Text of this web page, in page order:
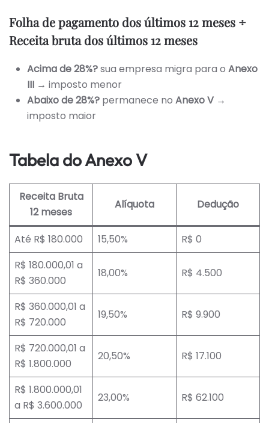
Folha de pagamento dos últimos 12 meses ÷
Receita bruta dos últimos 12 meses
Acima de 28%?sua empresa migra para o Anexo
III → imposto menor
Abaixo de 28%? permanece no Anexo V →
imposto maior
Tabela do Anexo V
Receita Bruta
12 meses
Alíquota Dedução
Até R$ 180.000 15,50%
R$ 0
R$ 180.000,01 a
R$ 360.000
18,00% R$ 4.500
R$ 360.000,01 a
R$ 720.000
19,50% R$ 9.900
R$ 720.000,01 a
R$ 1.800.000
20,50% R$ 17.100
R$ 1.800.000,01
a R$ 3.600.000
23,00% R$ 62.100